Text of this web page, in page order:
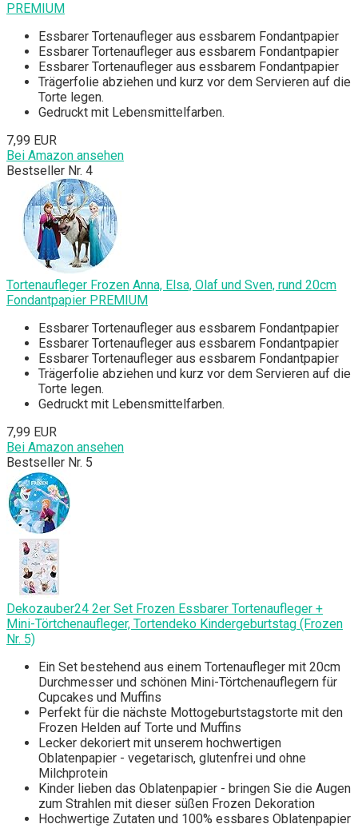
PREMIUM
Essbarer Tortenaufleger aus essbarem Fondantpapier
Essbarer Tortenaufleger aus essbarem Fondantpapier
Essbarer Tortenaufleger aus essbarem Fondantpapier
Trägerfolie abziehen und kurz vor dem Servieren auf die
Torte legen.
Gedruckt mit Lebensmittelfarben.
7,99 EUR
Bei Amazon ansehen
Bestseller Nr. 4
Tortenaufleger Frozen Anna, Elsa, Olaf und Sven, rund 20cm
Fondantpapier PREMIUM
Essbarer Tortenaufleger aus essbarem Fondantpapier
Essbarer Tortenaufleger aus essbarem Fondantpapier
Essbarer Tortenaufleger aus essbarem Fondantpapier
Trägerfolie abziehen und kurz vor dem Servieren auf die
Torte legen.
Gedruckt mit Lebensmittelfarben.
7,99 EUR
Bei Amazon ansehen
Bestseller Nr. 5
Dekozauber24 2er Set Frozen Essbarer Tortenaufleger +
Mini-Törtchenaufleger, Tortendeko Kindergeburtstag (Frozen
Nr. 5)
Ein Set bestehend aus einem Tortenaufleger mit 20cm
Durchmesser und schönen Mini-Törtchenauflegern für
Cupcakes und Muffins
Perfekt für die nächste Mottogeburtstagstorte mit den
Frozen Helden auf Torte und Muffins
Lecker dekoriert mit unserem hochwertigen
Oblatenpapier - vegetarisch, glutenfrei und ohne
Milchprotein
Kinder lieben das Oblatenpapier - bringen Sie die Augen
zum Strahlen mit dieser süßen Frozen Dekoration
Hochwertige Zutaten und 100% essbares Oblatenpapier